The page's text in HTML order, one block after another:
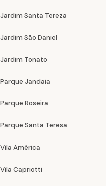
Jardim Santa Tereza
Jardim São Daniel
Jardim Tonato
Parque Jandaia
Parque Roseira
Parque Santa Teresa
Vila América
Vila Capriotti